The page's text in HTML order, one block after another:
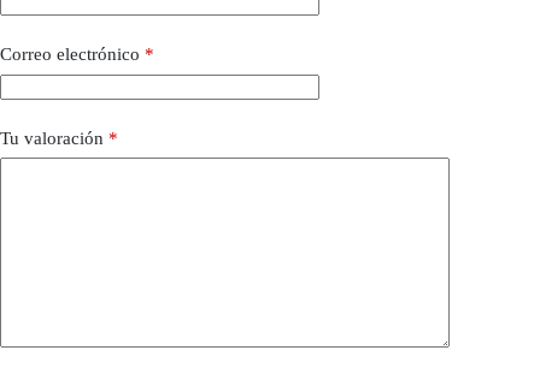
Correo electrónico *
Tu valoración *